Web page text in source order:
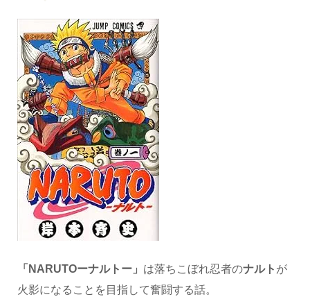
「NARUTOーナルトー」 は落ちこぼれ忍者のナルト が
火影になることを目指して奮闘する話。